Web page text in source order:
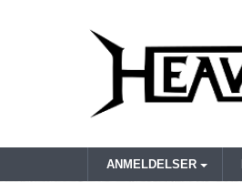
ANMELDELSER